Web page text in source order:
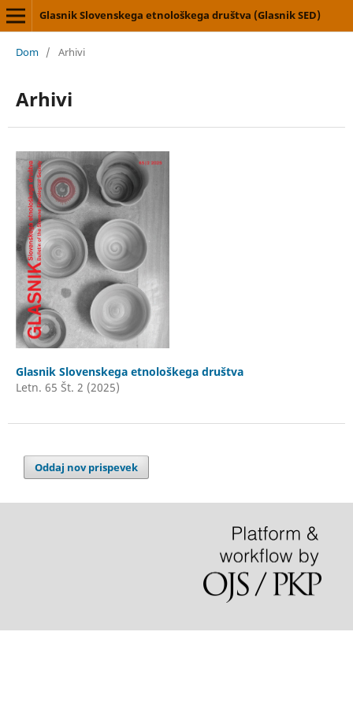
Glasnik Slovenskega etnološkega društva (Glasnik SED)
Dom / Arhivi
Arhivi
Glasnik Slovenskega etnološkega društva
Letn. 65 Št. 2 (2025)
Oddaj nov prispevek